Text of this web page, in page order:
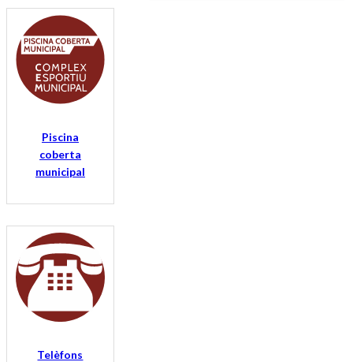
Piscina
coberta
municipal
Telèfons